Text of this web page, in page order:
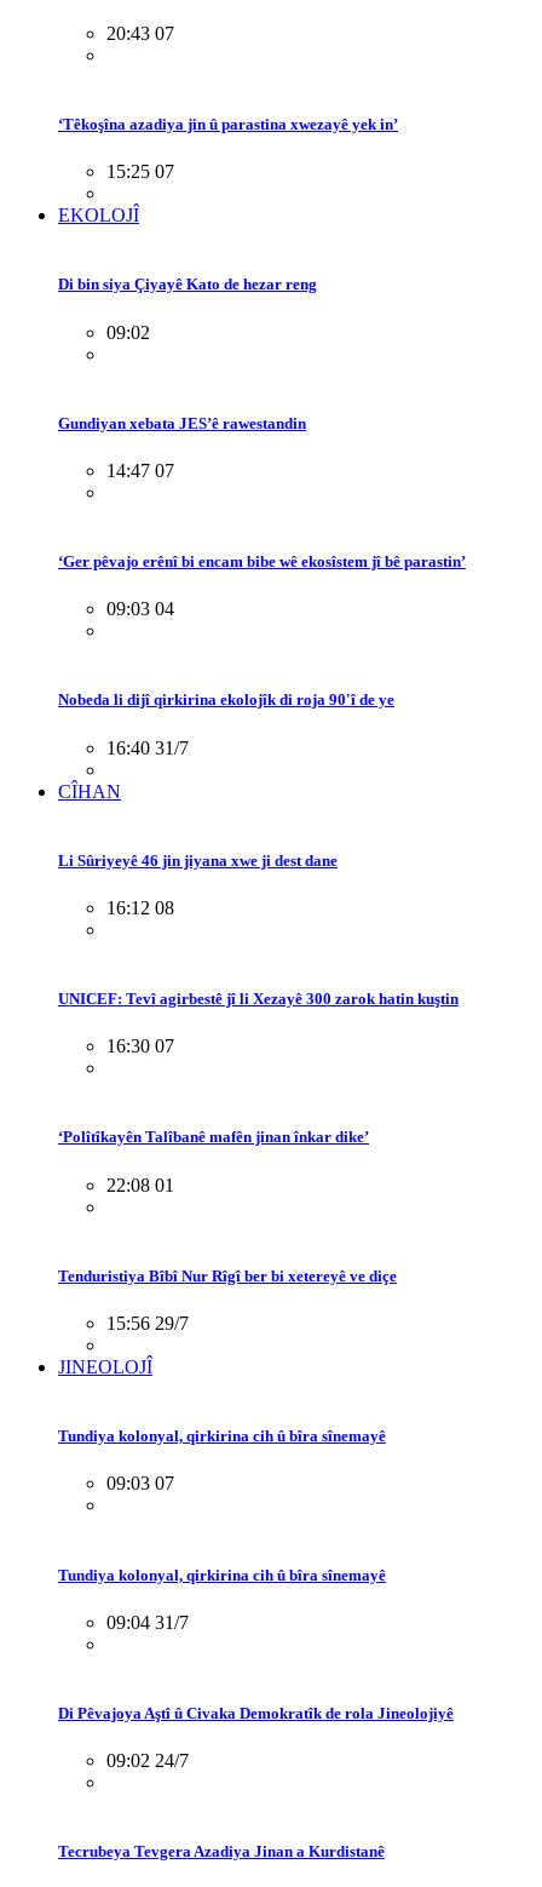
20:43 07
‘Têkoşîna azadiya jin û parastina xwezayê yek in’
15:25 07
EKOLOJÎ
Di bin siya Çiyayê Kato de hezar reng
09:02
Gundiyan xebata JES’ê rawestandin
14:47 07
‘Ger pêvajo erênî bi encam bibe wê ekosîstem jî bê parastin’
09:03 04
Nobeda li dijî qirkirina ekolojîk di roja 90'î de ye
16:40 31/7
CÎHAN
Li Sûriyeyê 46 jin jiyana xwe ji dest dane
16:12 08
UNICEF: Tevî agirbestê jî li Xezayê 300 zarok hatin kuştin
16:30 07
‘Polîtîkayên Talîbanê mafên jinan înkar dike’
22:08 01
Tenduristiya Bîbî Nur Rîgî ber bi xetereyê ve diçe
15:56 29/7
JINEOLOJÎ
Tundiya kolonyal, qirkirina cih û bîra sînemayê
09:03 07
Tundiya kolonyal, qirkirina cih û bîra sînemayê
09:04 31/7
Di Pêvajoya Aştî û Civaka Demokratîk de rola Jineolojiyê
09:02 24/7
Tecrubeya Tevgera Azadiya Jinan a Kurdistanê